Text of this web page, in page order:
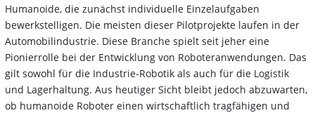
Humanoide, die zunächst individuelle Einzelaufgaben
bewerkstelligen. Die meisten dieser Pilotprojekte laufen in der
Automobilindustrie. Diese Branche spielt seit jeher eine
Pionierrolle bei der Entwicklung von Roboteranwendungen. Das
gilt sowohl für die Industrie-Robotik als auch für die Logistik
und Lagerhaltung. Aus heutiger Sicht bleibt jedoch abzuwarten,
ob humanoide Roboter einen wirtschaftlich tragfähigen und